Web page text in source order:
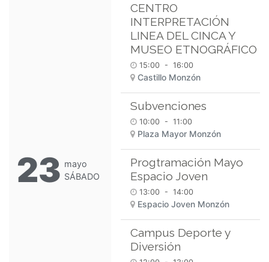
23 mayo
SÁBADO
CENTRO
INTERPRETACIÓN
LINEA DEL CINCA Y
MUSEO ETNOGRÁFICO
15:00 - 16:00
Castillo Monzón
Subvenciones
10:00 - 11:00
Plaza Mayor Monzón
Progtramación Mayo
Espacio Joven
13:00 - 14:00
Espacio Joven Monzón
Campus Deporte y
Diversión